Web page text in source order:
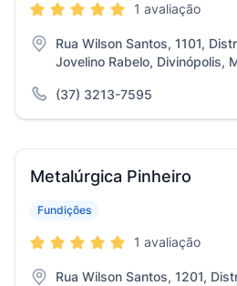
1 avaliação
Rua Wilson Santos, 1101,
Jovelino Rabelo, Divinópolis,
(37) 3213-7595
Metalúrgica Pinheiro
Fundições
1 avaliação
Rua Wilson Santos, 1201,